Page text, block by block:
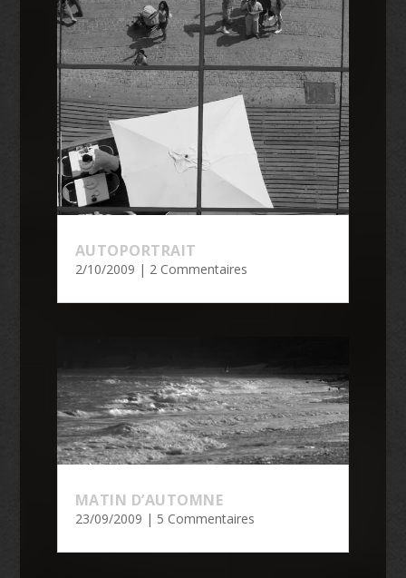
AUTOPORTRAIT
2/10/2009 | 2 Commentaires
MATIN D’AUTOMNE
23/09/2009 | 5 Commentaires